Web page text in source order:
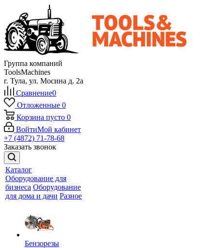
Группа компаний
ToolsMachines
г. Тула, ул. Мосина д. 2а
Сравнение0
Отложенные 0
Корзина пусто 0
ВойтиМой кабинет
+7 (4872) 71-78-68
Заказать звонок
Каталог
Оборудование для
бизнеса Оборудование
для дома и дачи Разное
Бензорезы